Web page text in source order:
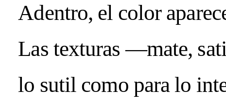
Adentro, el color
Las texturas —mate,
lo sutil como para lo